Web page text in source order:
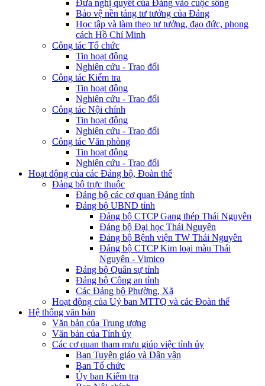
Đưa nghị quyết của Đảng vào cuộc sống
Bảo vệ nền tảng tư tưởng của Đảng
Học tập và làm theo tư tưởng, đạo đức, phong
cách Hồ Chí Minh
Công tác Tổ chức
Tin hoạt động
Nghiên cứu - Trao đổi
Công tác Kiểm tra
Tin hoạt động
Nghiên cứu - Trao đổi
Công tác Nội chính
Tin hoạt động
Nghiên cứu - Trao đổi
Công tác Văn phòng
Tin hoạt động
Nghiên cứu - Trao đổi
Hoạt động của các Đảng bộ, Đoàn thể
Đảng bộ trực thuộc
Đảng bộ các cơ quan Đảng tỉnh
Đảng bộ UBND tỉnh
Đảng bộ CTCP Gang thép Thái Nguyên
Đảng bộ Đại học Thái Nguyên
Đảng bộ Bệnh viện TW Thái Nguyên
Đảng bộ CTCP Kim loại màu Thái
Nguyên - Vimico
Đảng bộ Quân sự tỉnh
Đảng bộ Công an tỉnh
Các Đảng bộ Phường, Xã
Hoạt động của Uỷ ban MTTQ và các Đoàn thể
Hệ thống văn bản
Văn bản của Trung ương
Văn bản của Tỉnh ủy
Các cơ quan tham mưu giúp việc tỉnh ủy
Ban Tuyên giáo và Dân vận
Ban Tổ chức
Ủy ban Kiểm tra